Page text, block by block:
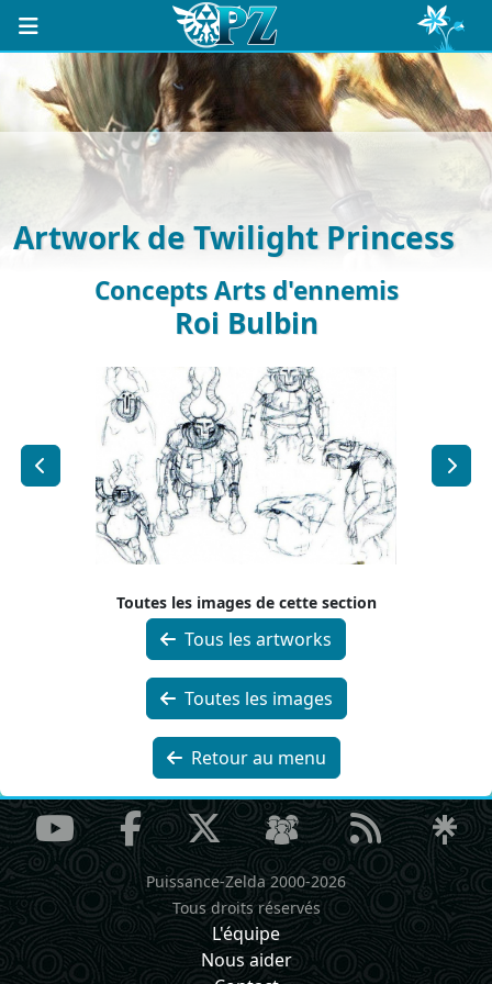
Artwork de Twilight Princess
Concepts Arts d'ennemis
Roi Bulbin
Toutes les images de cette section
Tous les artworks
Toutes les images
Retour au menu
Puissance-Zelda 2000-2026
Tous droits réservés
L'équipe
Nous aider